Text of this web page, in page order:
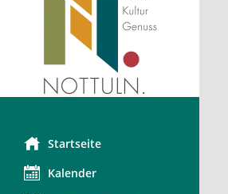
Startseite
Kalender